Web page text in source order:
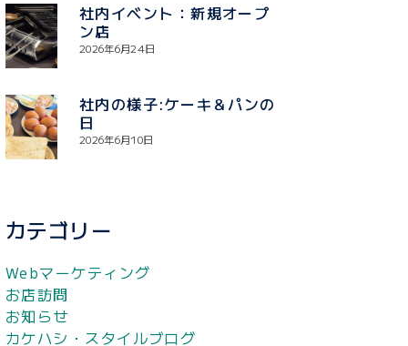
社内イベント：新規オープ
ン店
2026年6月24日
社内の様子:ケーキ＆パンの
日
2026年6月10日
カテゴリー
Webマーケティング
お店訪問
お知らせ
カケハシ・スタイルブログ